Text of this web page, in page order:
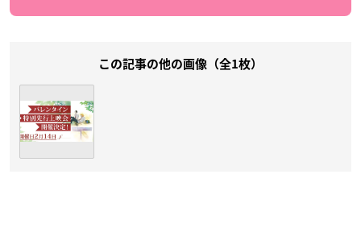
この記事の他の画像（全1枚）